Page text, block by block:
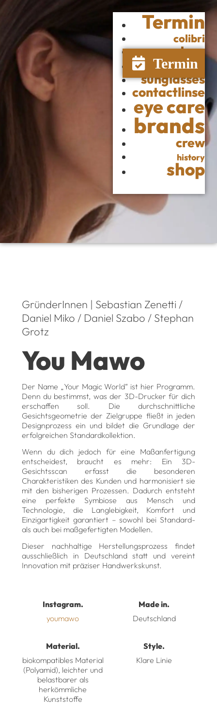
Termin
colibri
store
glasses
sunglasses
contactlinse
eye care
brands
crew
history
shop
GründerInnen | Sebastian Zenetti /
Daniel Miko / Daniel Szabo / Stephan
Grotz
You Mawo
Der Name „Your Magic World“ ist hier Programm.
Denn du bestimmst, was der 3D-Drucker für dich
erschaffen soll. Die durchschnittliche
Gesichtsgeometrie der Zielgruppe fließt in jeden
Designprozess ein und bildet die Grundlage der
erfolgreichen Standardkollektion.
Wenn du dich jedoch für eine Maßanfertigung
entscheidest, braucht es mehr: Ein 3D-
Gesichtsscan erfasst die besonderen
Charakteristiken des Kunden und harmonisiert sie
mit den bisherigen Prozessen. Dadurch entsteht
eine perfekte Symbiose aus Mensch und
Technologie, die Langlebigkeit, Komfort und
Einzigartigkeit garantiert – sowohl bei Standard-
als auch bei maßgefertigten Modellen.
Dieser nachhaltige Herstellungsprozess findet
ausschließlich in Deutschland statt und vereint
Innovation mit präziser Handwerkskunst.
Instagram.
youmawo
Made in.
Deutschland
Material.
biokompatibles Material
(Polyamid), leichter und
belastbarer als
herkömmliche
Kunststoffe
Style.
Klare Linie